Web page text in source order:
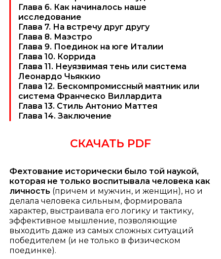
Глава 6. Как начиналось наше
исследование
Глава 7. На встречу друг другу
Глава 8. Маэстро
Глава 9. Поединок на юге Италии
Глава 10. Коррида
Глава 11. Неуязвимая тень или система
Леонардо Чьяккио
Глава 12. Бескомпромиссный маятник или
система Франческо Виллардита
Глава 13. Стиль Антонио Маттея
Глава 14. Заключение
СКАЧАТЬ PDF
Фехтование исторически было той наукой,
которая не только воспитывала человека как
личность (причем и мужчин, и женщин), но и
делала человека сильным, формировала
характер, выстраивала его логику и тактику,
эффективное мышление, позволяющие
выходить даже из самых сложных ситуаций
победителем (и не только в физическом
поединке).